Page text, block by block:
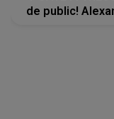
de public!